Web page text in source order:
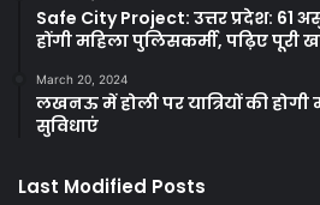
Safe City Project: उत्तर प्रदेश: 61
होंगी महिला पुलिसकर्मी, पढ़िए पूरी
March 20, 2024
लखनऊ में होली पर यात्रियों की
सुविधाएं
Last Modified Posts